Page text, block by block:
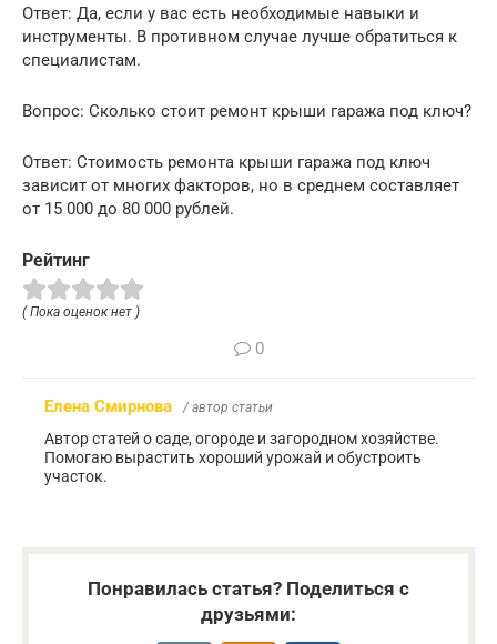
Ответ: Да, если у вас есть необходимые навыки и
инструменты. В противном случае лучше обратиться к
специалистам.
Вопрос: Сколько стоит ремонт крыши гаража под ключ?
Ответ: Стоимость ремонта крыши гаража под ключ
зависит от многих факторов, но в среднем составляет
от 15 000 до 80 000 рублей.
Рейтинг
( Пока оценок нет )
0
Елена Смирнова / автор статьи
Автор статей о саде, огороде и загородном хозяйстве.
Помогаю вырастить хороший урожай и обустроить
участок.
Понравилась статья? Поделиться с
друзьями: